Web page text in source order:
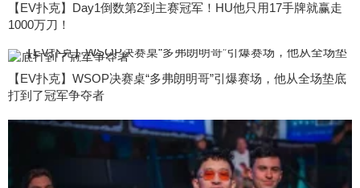
【EV扑克】Day1倒数第2到主赛冠军！HU他只用17手牌就赢走
1000万刀！
【EV扑克】WSOP决赛桌“多弗朗明哥”引爆赛场，他从全场垫底
打到了冠军争夺者